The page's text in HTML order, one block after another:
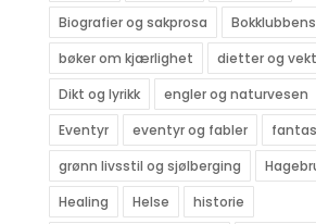
Biografier og sakprosa
bøker om kjærlighet
dietter og
Dikt og lyrikk
engler og naturvesen
Eventyr
eventyr og fabler
grønn livsstil og sjølberging
Healing
Helse
historie